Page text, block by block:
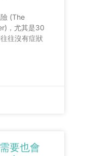
(The
，尤其是30
往沒有症狀
要也會